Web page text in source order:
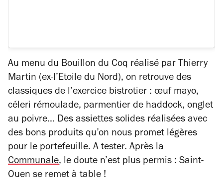
Au menu du Bouillon du Coq réalisé par Thierry
Martin (ex-l’Etoile du Nord), on retrouve des
classiques de l’exercice bistrotier : œuf mayo,
céleri rémoulade, parmentier de haddock, onglet
au poivre… Des assiettes solides réalisées avec
des bons produits qu’on nous promet légères
pour le portefeuille. A tester. Après la
Communale, le doute n’est plus permis : Saint-
Ouen se remet à table !